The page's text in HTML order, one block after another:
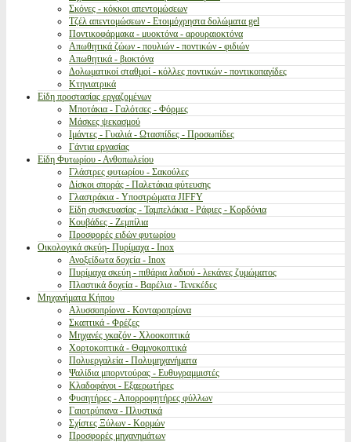
Σκόνες - κόκκοι απεντομώσεων
Τζέλ απεντομώσεων - Ετοιμόχρηστα δολώματα gel
Ποντικοφάρμακα - μυοκτόνα - αρουραιοκτόνα
Απωθητικά ζώων - πουλιών - ποντικών - φιδιών
Απωθητικά - βιοκτόνα
Δολωματικοί σταθμοί - κόλλες ποντικών - ποντικοπαγίδες
Κτηνιατρικά
Είδη προστασίας εργαζομένων
Μποτάκια - Γαλότσες - Φόρμες
Μάσκες ψεκασμού
Ιμάντες - Γυαλιά - Ωτασπίδες - Προσωπίδες
Γάντια εργασίας
Είδη Φυτωρίου - Ανθοπωλείου
Γλάστρες φυτωρίου - Σακούλες
Δίσκοι σποράς - Παλετάκια φύτευσης
Γλαστράκια - Υποστρώματα JIFFY
Είδη συσκευασίας - Ταμπελάκια - Ράφιες - Κορδόνια
Κουβάδες - Ζεμπίλια
Προσφορές ειδών φυτωρίου
Οικολογικά σκεύη- Πυρίμαχα - Inox
Ανοξείδωτα δοχεία - Inox
Πυρίμαχα σκεύη - πιθάρια λαδιού - λεκάνες ζυμώματος
Πλαστικά δοχεία - Βαρέλια - Τενεκέδες
Μηχανήματα Κήπου
Αλυσσοπρίονα - Κονταροπρίονα
Σκαπτικά - Φρέζες
Μηχανές γκαζόν - Χλοοκοπτικά
Χορτοκοπτικά - Θαμνοκοπτικά
Πολυεργαλεία - Πολυμηχανήματα
Ψαλίδια μπορντούρας - Ευθυγραμμιστές
Κλαδοφάγοι - Εξαερωτήρες
Φυσητήρες - Απορροφητήρες φύλλων
Γαιοτρύπανα - Πλυστικά
Σχίστες Ξύλων - Κορμών
Προσφορές μηχανημάτων